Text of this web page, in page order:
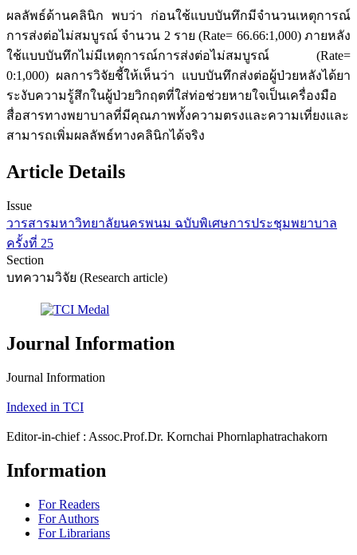
ผลลัพธ์ด้านคลินิก พบว่า ก่อนใช้แบบบันทึกมีจำนวนเหตุการณ์
การส่งต่อไม่สมบูรณ์ จำนวน 2 ราย (Rate= 66.66:1,000) ภายหลัง
ใช้แบบบันทึกไม่มีเหตุการณ์การส่งต่อไม่สมบูรณ์ (Rate=
0:1,000) ผลการวิจัยชี้ให้เห็นว่า แบบบันทึกส่งต่อผู้ป่วยหลังได้ยา
ระงับความรู้สึกในผู้ป่วยวิกฤตที่ใส่ท่อช่วยหายใจเป็นเครื่องมือ
สื่อสารทางพยาบาลที่มีคุณภาพทั้งความตรงและความเที่ยงและ
สามารถเพิ่มผลลัพธ์ทางคลินิกได้จริง
Article Details
Issue
วารสารมหาวิทยาลัยนครพนม ฉบับพิเศษการประชุมพยาบาล
ครั้งที่ 25
Section
บทความวิจัย (Research article)
Journal Information
Journal Information
Indexed in TCI
Editor-in-chief : Assoc.Prof.Dr. Kornchai Phornlaphatrachakorn
Information
For Readers
For Authors
For Librarians